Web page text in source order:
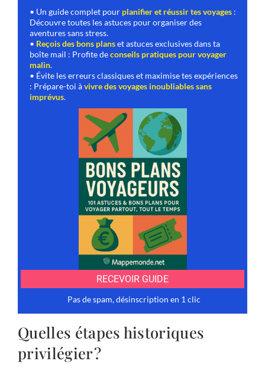
Quelles étapes historiques
privilégier ?